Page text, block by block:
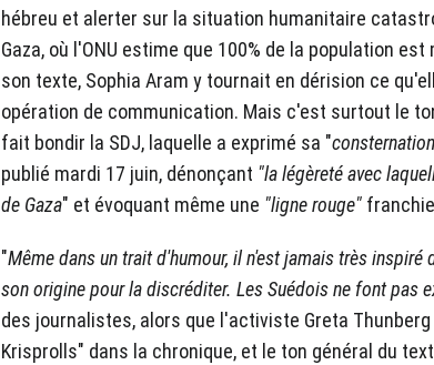
hébreu et alerter sur la situation humanitaire
Gaza, où l'ONU estime que 100% de la population
son texte, Sophia Aram y tournait en dérision ce
opération de communication. Mais c'est surtout le
fait bondir la SDJ, laquelle a exprimé sa "consternation
publié mardi 17 juin, dénonçant "la légèreté avec
de Gaza" et évoquant même une "ligne rouge"
"Même dans un trait d'humour, il n'est jamais très inspiré
son origine pour la discréditer. Les Suédois ne font pas
des journalistes, alors que l'activiste Greta
Krisprolls" dans la chronique, et le ton général du